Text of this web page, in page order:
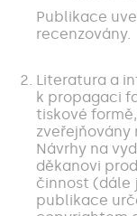
Publikace
recenzovány.
Literatura a
k propagaci
tiskové
zveřejňovány
Návrhy na
děkanovi
činnost (dále
publikace